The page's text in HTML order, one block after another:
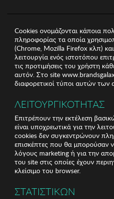
Cookies ονομάζονται κάποια
πληροφορίας τα οποία
(Chrome, Mozilla Firefox κλπ)
λειτουργία ενός ιστοτόπου
τις προτιμήσεις του χρήστη
αυτόν. Στο site
διαφορετικοί τύποι αυτών των
ΛΕΙΤΟΥΡΓΙΚΟΤΗΤΑΣ
Επιτρέπουν την εκτέλεση
είναι υποχρεωτικά για την
cookies δεν συγκεντρώνουν
επισκέπτες που θα μπορούσαν
λόγους marketing ή για την
του site στις οποίες έχουν
κλείσιμο του browser.
ΣΤΑΤΙΣΤΙΚΩΝ